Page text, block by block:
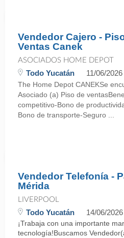
Vendedor Cajero -
Ventas Canek
ASOCIADOS HOME DEPOT
Todo Yucatán 11/06/2026
The Home Depot CANEKSe
Asociado (a) Piso de
competitivo-Bono de
Bono de transporte-Seguro ...
Vendedor Telefonía -
Mérida
LIVERPOOL
Todo Yucatán 14/06/2026
¡Trabaja con una importante
tecnología!Buscamos